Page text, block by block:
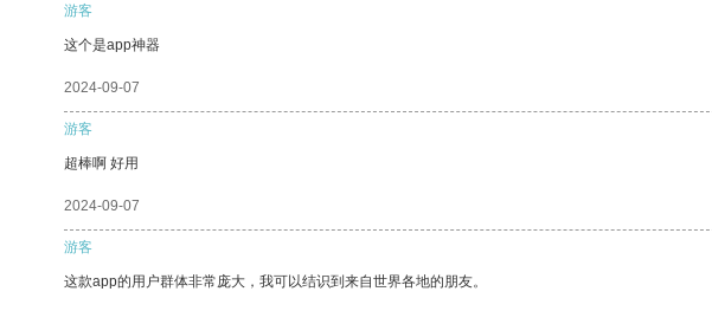
游客
这个是app神器
2024-09-07
游客
超棒啊 好用
2024-09-07
游客
这款app的用户群体非常庞大，我可以结识到来自世界各地的朋友。